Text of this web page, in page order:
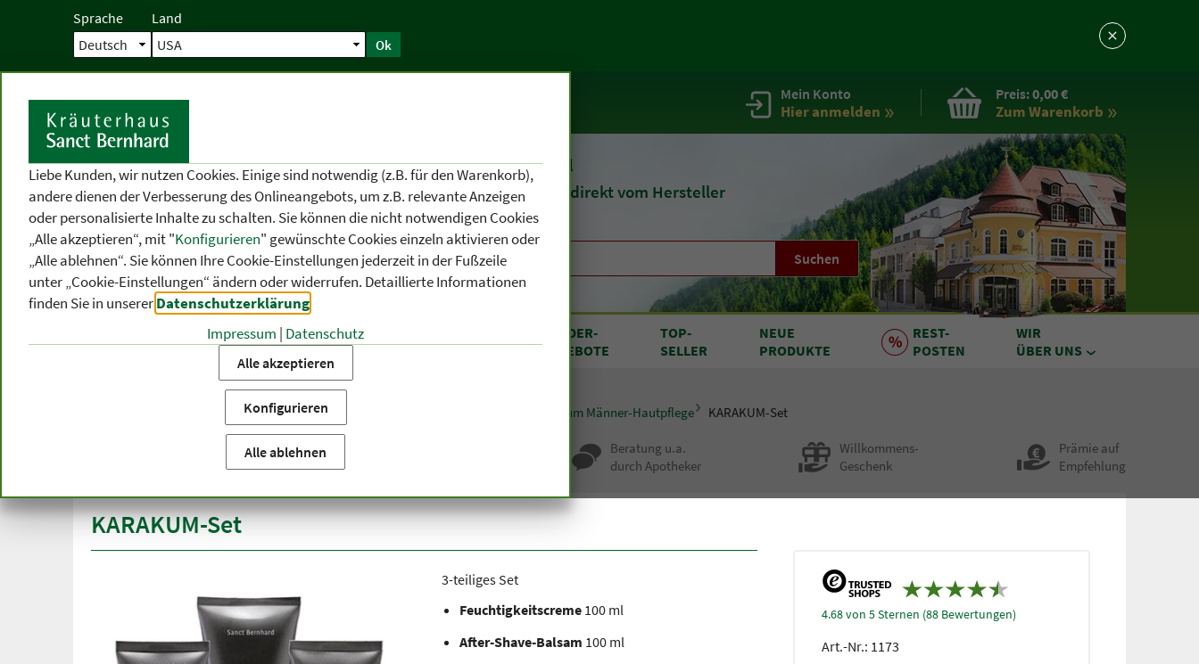
Sprache Land
Ok
Startseite Mein Konto
Hier anmelden
Preis:0,00 €
Zum Warenkorb
Seit 1903Naturheilmittel
undKosmetik direkt vom Hersteller
Suchen
KATEGORIEN
THEMEN-
BEREICHE
VON A BIS Z
SONDER-
ANGEBOTE
TOP-
SELLER
NEUE
PRODUKTE
REST-
POSTEN
WIR
ÜBER UNS
Startseite Produktkategorien Karakum Männer-Hautpflege
KARAKUM-Set
Beratung u.a.
durch Apotheker
Willkommens-
Geschenk
Prämie auf
Empfehlung
KARAKUM-Set
4.68 von 5 Sternen (88 Bewertungen)
Art.-Nr.: 1173
3-teiliges Set
Feuchtigkeitscreme 100 ml
After-Shave-Balsam 100 ml
Liebe Kunden, wir nutzen Cookies. Einige sind notwendig (z.B. für den Warenkorb),
andere dienen der Verbesserung des Onlineangebots, um z.B. relevante Anzeigen
oder personalisierte Inhalte zu schalten. Sie können die nicht notwendigen Cookies
„Alle akzeptieren“, mit "Konfigurieren" gewünschte Cookies einzeln aktivieren oder
„Alle ablehnen“. Sie können Ihre Cookie-Einstellungen jederzeit in der Fußzeile
unter „Cookie-Einstellungen“ ändern oder widerrufen. Detaillierte Informationen
finden Sie in unsererDatenschutzerklärung
Impressum | Datenschutz
Alle akzeptieren
Konfigurieren
Alle ablehnen